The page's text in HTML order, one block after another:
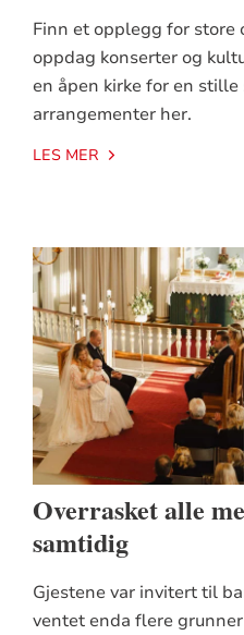
Finn et opplegg for store
oppdag konserter og
en åpen kirke for en stille
arrangementer her.
LES MER
Overrasket alle
samtidig
Gjestene var invitert til
ventet enda flere